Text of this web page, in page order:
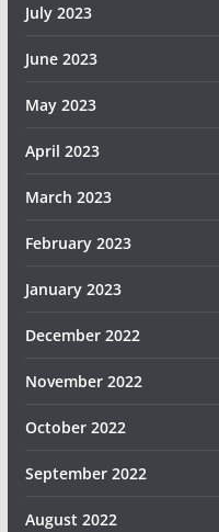
July 2023
June 2023
May 2023
April 2023
March 2023
February 2023
January 2023
December 2022
November 2022
October 2022
September 2022
August 2022